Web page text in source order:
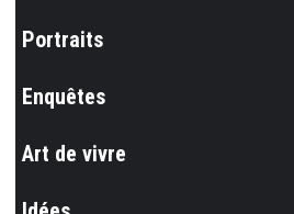
Portraits
Enquêtes
Art de vivre